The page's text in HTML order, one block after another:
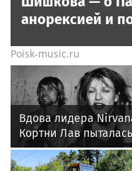
анорексией и
Poisk-music.ru
Вдова лидера
Кортни Лав пыталась
забрать все
дела Кобейна